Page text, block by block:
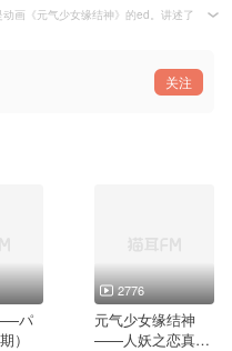
动画《元气少女缘结神》的ed。讲述了女
关注
パ
）
2776
元气少女缘结神
——人妖之恋真的